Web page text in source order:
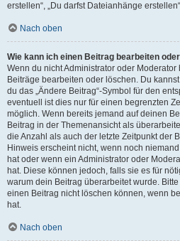
erstellen“, „Du darfst Dateianhänge
Nach oben
Wie kann ich einen Beitrag bearbeiten
Wenn du nicht Administrator oder
Beiträge bearbeiten oder löschen. Du
du das „Ändere Beitrag“-Symbol für den
eventuell ist dies nur für einen begrenzten
möglich. Wenn bereits jemand auf deinen
Beitrag in der Themenansicht als
die Anzahl als auch der letzte Zeitpunkt der
Hinweis erscheint nicht, wenn noch
hat oder wenn ein Administrator oder
hat. Diese können jedoch, falls sie es für
warum dein Beitrag überarbeitet wurde.
einen Beitrag nicht löschen können, wenn
hat.
Nach oben